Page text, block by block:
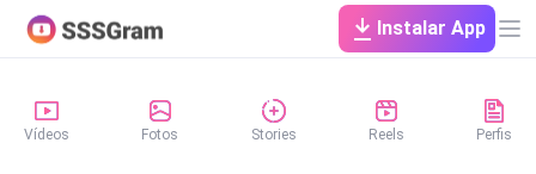
Instalar App
Vídeos Fotos Stories Reels Perfis